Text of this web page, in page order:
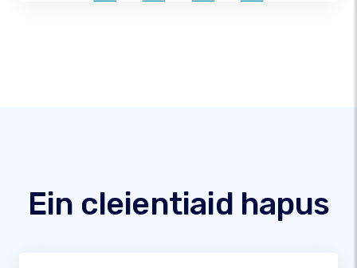
Ein cleientiaid hapus